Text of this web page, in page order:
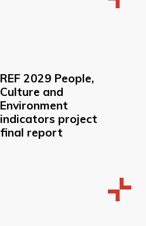
REF 2029 People,
Culture and
Environment
indicators project
final report